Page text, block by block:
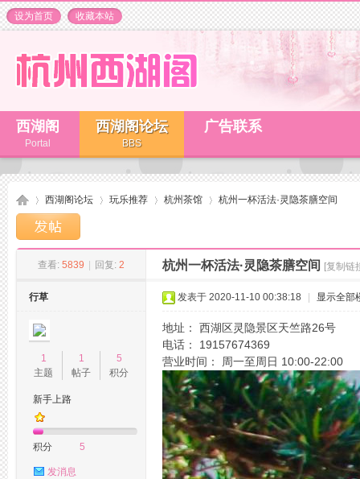
设为首页 收藏本站
西湖阁
Portal
西湖阁论坛
BBS
广告联系
西湖阁论坛
›
玩乐推荐 杭州茶馆
›
杭州一杯活法·灵隐茶膳空间
查看: 5839 回复: 2 杭州一杯活法·灵隐茶膳空间 [复制链
行草
1
主题
1
帖子
5
积分
新手上路
积分 5
发消息
发表于 2020-11-10 00:38:18 显示全部
地址： 西湖区灵隐景区天竺路26号
电话： 19157674369
营业时间： 周一至周日 10:00-22:00